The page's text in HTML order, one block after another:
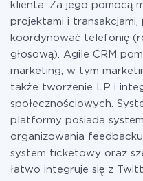
klienta. Za jego pomocą
projektami i
koordynować telefonię
głosową). Agile CRM
marketing, w tym
także tworzenie LP i
społecznościowych.
platformy posiada
organizowania
system ticketowy oraz
łatwo integruje się z